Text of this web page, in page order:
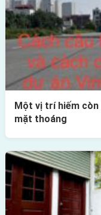
Một vị trí hiếm còn
mặt thoáng